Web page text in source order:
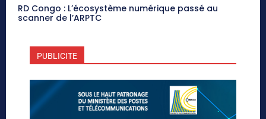
RD Congo : L’écosystème numérique passé au
scanner de l’ARPTC
PUBLICITE